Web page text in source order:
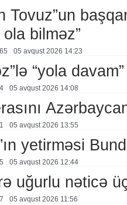
Tovuz”un
bilməz”
05 avqust 2026 14:23
“yola
05 avqust 2026 14:08
05 avqust 2026 13:55
yetirməsi
05 avqust 2026 12:44
uğurlu nəticə
05 avqust 2026 11:56